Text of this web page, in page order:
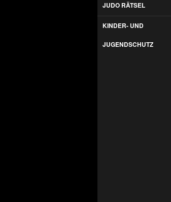
JUDO RÄTSEL
KINDER- UND
JUGENDSCHUTZ